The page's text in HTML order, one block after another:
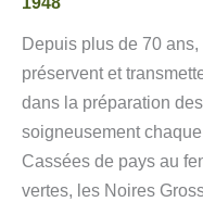
Depuis plus de 70
préservent et
dans la préparation
soigneusement
Cassées de pays au
vertes, les Noires